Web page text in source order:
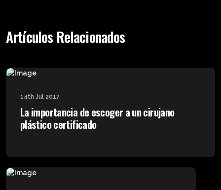
Artículos Relacionados
14th Jul 2017
La importancia de escoger a un cirujano
plástico certificado